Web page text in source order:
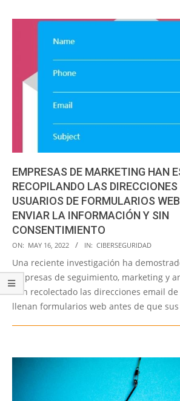
EMPRESAS DE MARKETING HAN
RECOPILANDO LAS
USUARIOS DE FORMULARIOS
ENVIAR LA INFORMACIÓN Y SIN
CONSENTIMIENTO
2022-
05-
16
ON: MAY 16, 2022 IN: CIBERSEGURIDAD
Una reciente investigación ha
empresas de seguimiento, marketing y
han recolectado las direcciones email
llenan formularios web antes de que sus